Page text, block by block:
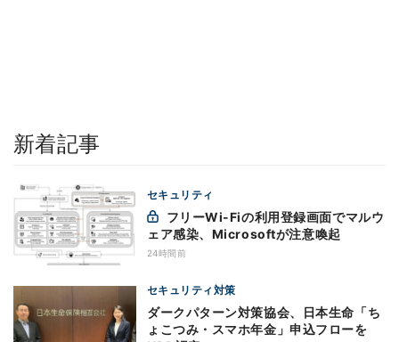
新着記事
セキュリティ
ェア感染、Microsoftが注意喚起
24時間前
セキュリティ対策
ダークパターン対策協会、日本生命「ち
ょこつみ・スマホ年金」申込フローを